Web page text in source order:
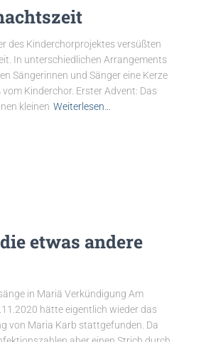
des Kinderchorprojektes versüßten
In unterschiedlichen Arrangements
Sängerinnen und Sänger eine Kerze
Kinderchor. Erster Advent: Das
kleinen Weiterlesen…
etwas andere
in Mariä Verkündigung Am
hätte eigentlich wieder das
von Maria Karb stattgefunden. Da